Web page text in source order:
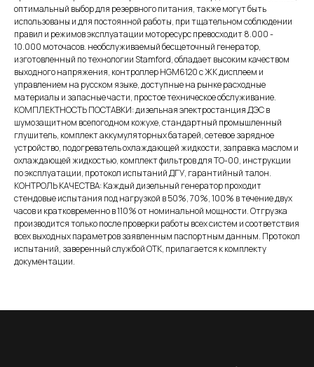
оптимальный выбор для резервного питания, также могут быть
использованы и для постоянной работы, при тщательном соблюдении
правил и режимов эксплуатации моторесурс превосходит 8.000 -
10.000 моточасов. необслуживаемый бесщеточный генератор,
изготовленный по технологии Stamford, обладает высоким качеством
выходного напряжения, контроллер HGM6120 с ЖК дисплеем и
управлением на русском языке, доступные на рынке расходные
материалы и запасные части, простое техническое обслуживание.
КОМПЛЕКТНОСТЬ ПОСТАВКИ: дизельная электростанция ДЭС в
шумозащитном всепогодном кожухе, стандартный промышленный
глушитель, комплект аккумуляторных батарей, сетевое зарядное
устройство, подогреватель охлаждающей жидкости, заправка маслом и
охлаждающей жидкостью, комплект фильтров для ТО-00, инструкции
по эксплуатации, протокол испытаний ДГУ, гарантийный талон.
КОНТРОЛЬ КАЧЕСТВА: Каждый дизельный генератор проходит
стендовые испытания под нагрузкой в 50%, 70%, 100% в течение двух
часов и кратковременно в 110% от номинальной мощности. Отгрузка
производится только после проверки работы всех систем и соответствия
всех выходных параметров заявленным паспортным данным. Протокол
испытаний, заверенный службой ОТК, прилагается к комплекту
документации.